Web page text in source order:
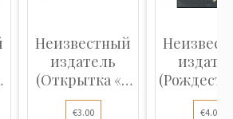
Неизвестный
издатель
(Открытка «С
днем рожден...
€3.00 €4.00